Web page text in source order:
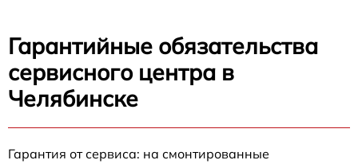
Гарантийные обязательства
сервисного центра в
Челябинске
Гарантия от сервиса: на смонтированные